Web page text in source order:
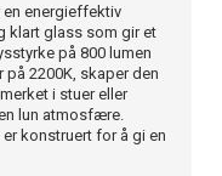
en energieffektiv
klart glass som gir et
på 800 lumen
2200K, skaper den
i stuer eller
lun atmosfære.
konstruert for å gi en